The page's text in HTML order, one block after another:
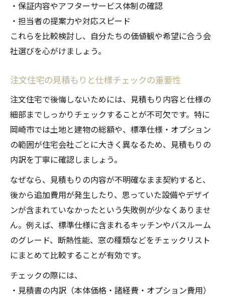
・保証内容やアフターサービス体制の確認
・担当者の提案力や対応スピード
これらを比較検討し、自分たちの価値観や希望に合う会
社選びを心がけましょう。
注文住宅の見積もりと仕様チェックの重要性
注文住宅で後悔しないためには、見積もり内容と仕様の
細部までしっかりチェックすることが不可欠です。特に
岡崎市では土地と建物の総額や、標準仕様・オプション
の範囲が住宅会社ごとに大きく異なるため、見積もりの
内訳を丁寧に確認しましょう。
なぜなら、見積もりの内容が不明確なまま契約すると、
後から追加費用が発生したり、思っていた設備やデザイ
ンが含まれていなかったという失敗例が少なくありませ
ん。例えば、標準仕様に含まれるキッチンやバスルーム
のグレード、断熱性能、窓の種類などをチェックリスト
にまとめて比較することが有効です。
チェックの際には、
・見積書の内訳（本体価格・諸経費・オプション費用）